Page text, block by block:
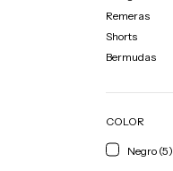
Remeras
Shorts
Bermudas
COLOR
Negro (5)